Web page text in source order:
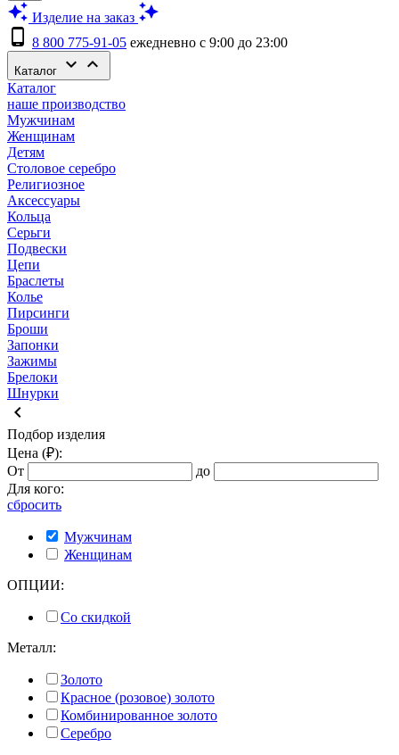
auto_awesome Изделие на заказ auto_awesome
phone_android 8 800 775-91-05 ежедневно с 9:00 до 23:00
Каталог keyboard_arrow_down keyboard_arrow_up
Каталог
наше производство
Мужчинам
Женщинам
Детям
Столовое серебро
Религиозное
Аксессуары
Кольца
Серьги
Подвески
Цепи
Браслеты
Колье
Пирсинги
Броши
Запонки
Зажимы
Брелоки
Шнурки
keyboard_arrow_left
Подбор изделия
Цена (₽):
От
до
Для кого:
сбросить
Мужчинам
Женщинам
ОПЦИИ:
Со скидкой
Металл:
Золото
Красное (розовое) золото
Комбинированное золото
Серебро